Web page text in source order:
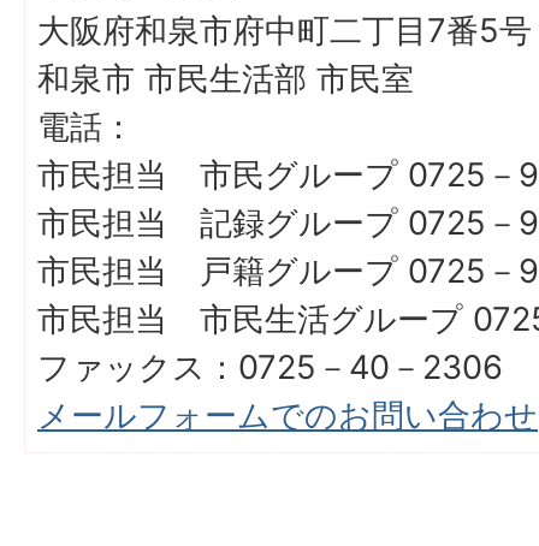
大阪府和泉市府中町二丁目7番5号
和泉市 市民生活部 市民室
電話：
市民担当 市民グループ 0725－
市民担当 記録グループ 0725－
市民担当 戸籍グループ 0725－
市民担当 市民生活グループ
ファックス：0725－40－2306
メールフォームでのお問い合わせ